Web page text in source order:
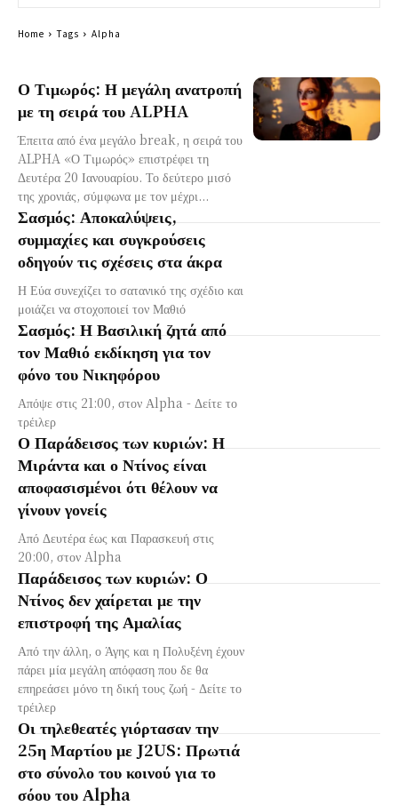
Ο Τιμωρός: Η μεγάλη ανατροπή
με τη σειρά του ALPHA
Έπειτα από ένα μεγάλο break, η σειρά του
ALPHA «Ο Τιμωρός» επιστρέφει τη
Δευτέρα 20 Ιανουαρίου. Το δεύτερο μισό
της χρονιάς, σύμφωνα με τον μέχρι...
Σασμός: Αποκαλύψεις,
συμμαχίες και συγκρούσεις
οδηγούν τις σχέσεις στα άκρα
Η Εύα συνεχίζει το σατανικό της σχέδιο και
μοιάζει να στοχοποιεί τον Μαθιό
Σασμός: Η Βασιλική ζητά από
τον Μαθιό εκδίκηση για τον
φόνο του Νικηφόρου
Απόψε στις 21:00, στον Αlpha - Δείτε το
τρέιλερ
Ο Παράδεισος των κυριών: Η
Μιράντα και ο Ντίνος είναι
αποφασισμένοι ότι θέλουν να
γίνουν γονείς
Aπό Δευτέρα έως και Παρασκευή στις
20:00, στον Alpha
Παράδεισος των κυριών: Ο
Ντίνος δεν χαίρεται με την
επιστροφή της Αμαλίας
Από την άλλη, ο Άγης και η Πολυξένη έχουν
πάρει μία μεγάλη απόφαση που δε θα
επηρεάσει μόνο τη δική τους ζωή - Δείτε το
τρέιλερ
Οι τηλεθεατές γιόρτασαν την
25η Μαρτίου με J2US: Πρωτιά
στο σύνολο του κοινού για το
σόου του Αlpha
Home Tags Alpha